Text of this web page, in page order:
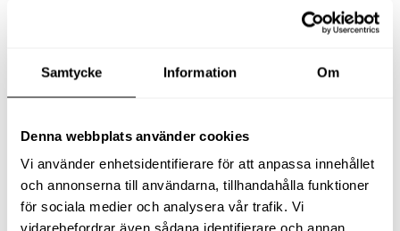
Samtycke Information Om
Denna webbplats använder cookies
Vi använder enhetsidentifierare för att anpassa innehållet
och annonserna till användarna, tillhandahålla funktioner
för sociala medier och analysera vår trafik. Vi
vidarebefordrar även sådana identifierare och annan
Alla produkter
Slangfäste
Textil- & Våtdammsugare
Tillbehör Textil- & våtdammsugare
Adaptrar
Dammsugare